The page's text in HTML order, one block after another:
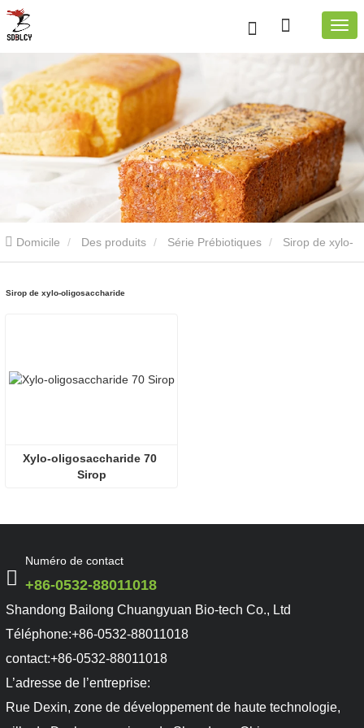
Domicile Des produits Série Prébiotiques
Sirop de xylo-oligosaccharide
Xylo-oligosaccharide 70
Sirop
Numéro de contact
+86-0532-88011018
Shandong Bailong Chuangyuan Bio-tech Co., Ltd
Téléphone:+86-0532-88011018
contact:+86-0532-88011018
L’adresse de l’entreprise:
Rue Dexin, zone de développement de haute technologie,